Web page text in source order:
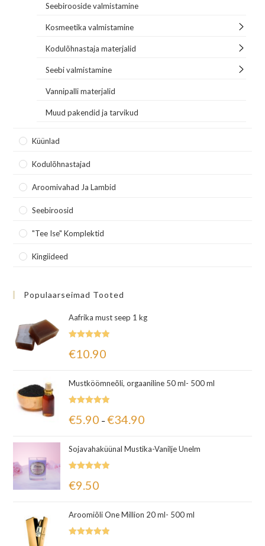
Seebirooside valmistamine
Kosmeetika valmistamine
Kodulõhnastaja materjalid
Seebi valmistamine
Vannipalli materjalid
Muud pakendid ja tarvikud
Küünlad
Kodulõhnastajad
Aroomivahad Ja Lambid
Seebiroosid
"Tee Ise" Komplektid
Kingiideed
Populaarseimad Tooted
Aafrika must seep 1 kg
5.00/ 5
€10.90
Mustköömneõli, orgaaniline 50 ml- 500 ml
5.00 / 5
€5.90 – €34.90
Sojavahaküünal Mustika-Vanilje Unelm
5.00 / 5
€9.50
Aroomiõli One Million 20 ml- 500 ml